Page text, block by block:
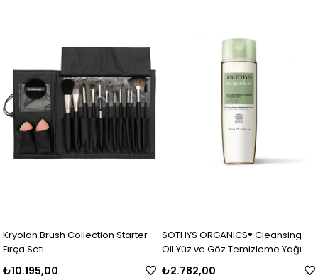
Kryolan Brush Collection Starter
Fırça Seti
₺10.195,00
SOTHYS ORGANICS® Cleansing
Oil Yüz ve Göz Temizleme Yağı
₺2.782,00